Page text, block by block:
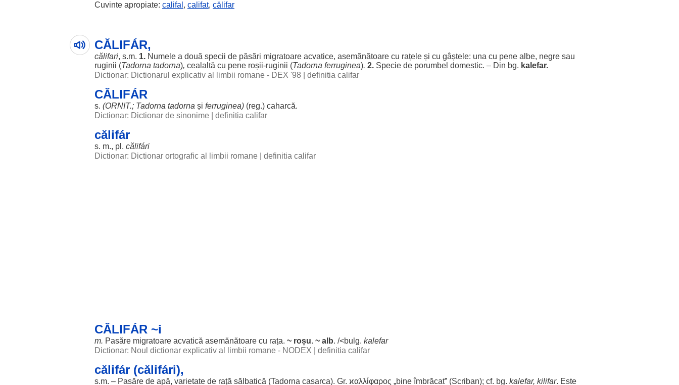
Cuvinte apropiate: califal , califat, călifar
CĂLIFÁR,
călifari, s.m. 1. Numele a două specii de păsări migratoare acvatice, asemănătoare cu rațele și cu gâștele: una cu pene albe, negre sau
ruginii (Tadorna tadorna), cealaltă cu pene roșii-ruginii (Tadorna ferruginea). 2. Specie de porumbel domestic. – Din bg. kalefar.
Dictionar: Dictionarul explicativ al limbii romane - DEX '98
definitia califar
CĂLIFÁR
s. (ORNIT.; Tadorna tadorna și ferruginea) (reg.) caharcă.
Dictionar: Dictionar de sinonime
definitia califar
călifár
s. m., pl. călifári
Dictionar: Dictionar ortografic al limbii romane
definitia califar
CĂLIFÁR ~i
m. Pasăre migratoare acvatică asemănătoare cu rața. ~ roșu. ~ alb. /<bulg. kalefar
Dictionar: Noul dictionar explicativ al limbii romane - NODEX
definitia califar
călifár (călifári),
s.m. – Pasăre de apă, varietate de rață sălbatică (Tadorna casarca). Gr. ϰαλλίφαρος „bine îmbrăcat” (Scriban); cf. bg. kalefar, kilifar. Este